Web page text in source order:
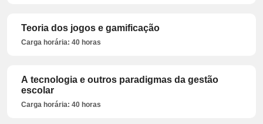
Teoria dos jogos e gamificação
Carga horária: 40 horas
A tecnologia e outros paradigmas da gestão
escolar
Carga horária: 40 horas